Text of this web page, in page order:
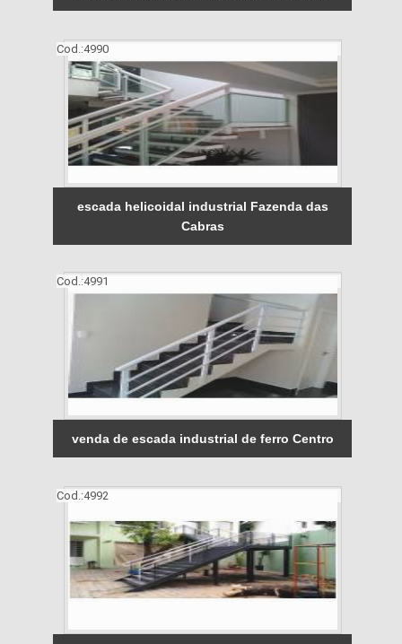
Cod.:4990
escada helicoidal industrial Fazenda das
Cabras
Cod.:4991
venda de escada industrial de ferro Centro
Cod.:4992